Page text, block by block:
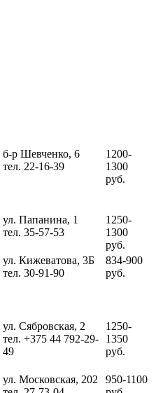
б-р Шевченко, 6
тел. 22-16-39
1200-
1300
руб.
ул. Папанина, 1
тел. 35-57-53
1250-
1300
руб.
ул. Кижеватова, 3Б
тел. 30-91-90
834-900
руб.
ул. Сябровская, 2
тел. +375 44 792-29-
49
1250-
1350
руб.
ул. Московская, 202
950-1100